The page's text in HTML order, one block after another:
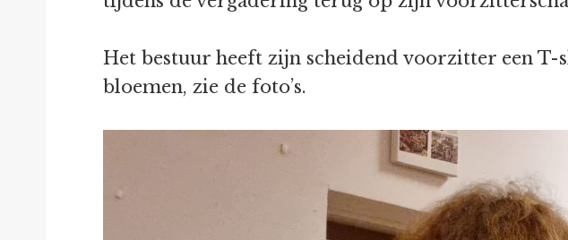
Het bestuur heeft zijn scheidend voorzitter een T-
bloemen, zie de foto’s.